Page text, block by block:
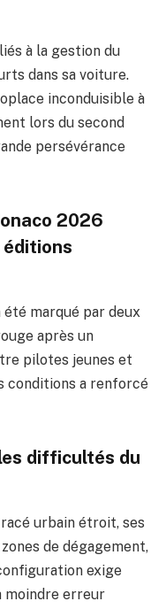
à la gestion du
dans sa voiture.
inconduisible à
lors du second
persévérance
2026
éditions
été marqué par deux
après un
pilotes jeunes et
conditions a renforcé
difficultés du
urbain étroit, ses
de dégagement,
exige
moindre erreur